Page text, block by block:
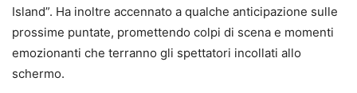
Island”. Ha inoltre accennato a qualche anticipazione sulle
prossime puntate, promettendo colpi di scena e momenti
emozionanti che terranno gli spettatori incollati allo
schermo.